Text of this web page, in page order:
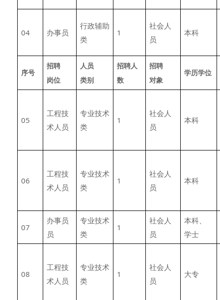
04 办事员
行政辅助
类
1
社会人
员
本科
序号
招聘
岗位
人员
类别
招聘人
数
招聘
对象
学历学位
05
工程技
术人员
专业技术
类
1
社会人
员
本科
06
工程技
术人员
专业技术
类
1
社会人
员
本科
07
办事员
员
专业技术
类
1
社会人
员
本科、
学士
08
工程技
术人员
专业技术
类
1
社会人
员
大专